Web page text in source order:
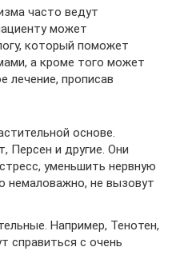
часто ведут
может
который поможет
а кроме того может
лечение, прописав
основе.
Персен и другие. Они
уменьшить нервную
немаловажно, не вызовут
Например, Тенотен,
справиться с очень